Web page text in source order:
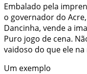
Embalado pela
o governador do
Dancinha, vende a
Puro jogo de cena.
vaidoso do que ele
Um exemplo